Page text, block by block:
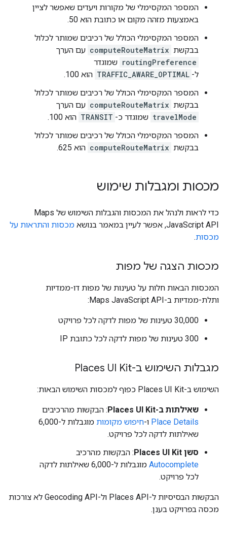
המספר המקסימלי של מקורות ויעדים שאפשר לציין
באמצעות מזהה מקום או כתובת הוא 50.
המספר המקסימלי הכולל של רכיבים שמותר לכלול
בבקשת computeRouteMatrix עם הערך
routingPreference שמוגדר
ל- TRAFFIC_AWARE_OPTIMAL הוא 100.
המספר המקסימלי הכולל של רכיבים שמותר לכלול
בבקשת computeRouteMatrix עם הערך
travelMode שמוגדר כ- TRANSIT הוא 100.
המספר המקסימלי הכולל של רכיבים שמותר לכלול
בבקשת computeRouteMatrix הוא 625.
מכסות ומגבלות שימוש
כדי לראות ולנהל את המכסות והגבלות השימוש של Maps
JavaScript API, אפשר לעיין במאמר בנושא
מכסות והתראות על
מכסות.
מכסות הצגה של מפות
המכסות הבאות חלות על טעינות של מפות דו-ממדיות
ותלת-ממדיות ב-Maps JavaScript API:
‫30,000 טעינות של מפות לדקה לכל פרויקט
‫300 טעינות של מפות לדקה לכל כתובת IP
מגבלות השימוש ב-Places UI Kit
השימוש ב-Places UI Kit כפוף למכסות השימוש הבאות:
שאילתות ב-Places UI Kit
: הבקשות מהרכיבים
Place Details ו-חיפוש מקומות
מוגבלות ל-6,000
שאילתות לדקה לכל פרויקט.
סשן Places UI Kit
: הבקשות מהרכיב
Autocomplete
מוגבלות ל-6,000 שאילתות לדקה
לכל פרויקט.
הבקשות הבסיסיות ל-Places API ול-Geocoding API לא צורכות
מכסה בפרויקט בענן.